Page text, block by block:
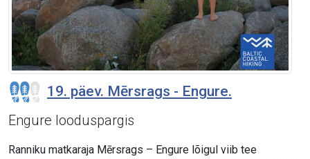
19. päev. Mērsrags - Engure.
Engure looduspargis
Ranniku matkaraja Mērsrags – Engure lõigul viib tee